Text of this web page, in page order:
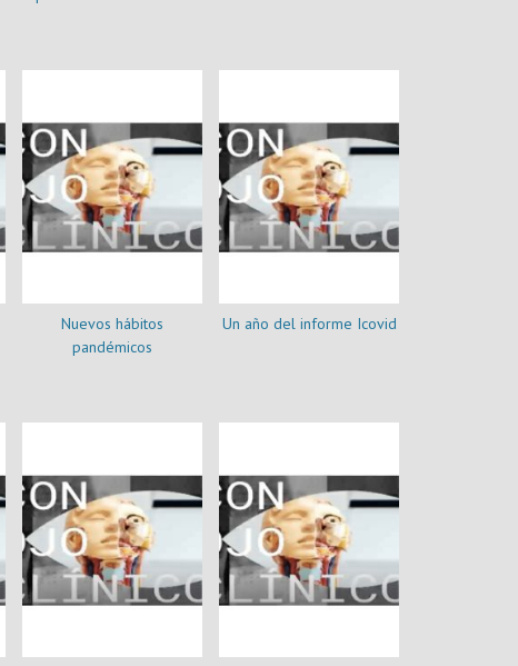
Nuevos hábitos
pandémicos
Un año del informe Icovid